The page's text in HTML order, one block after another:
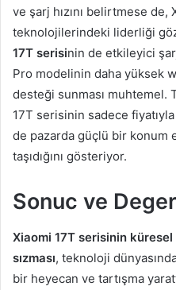
ve şarj hızını belirtmese de,
teknolojilerindeki liderliği göz
17T serisinin de etkileyici
Pro modelinin daha yüksek
desteği sunması muhtemel.
17T serisinin sadece
de pazarda güçlü bir konum
taşıdığını gösteriyor.
Sonuc ve
Xiaomi 17T serisinin
sızması, teknoloji
bir heyecan ve tartışma